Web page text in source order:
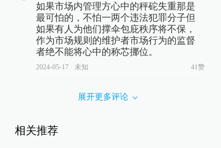
如果市场内管理方心中的秤砣失重那是
最可怕的，不怕一两个违法犯罪分子但
如果有人为他们撑伞包庇秩序将不保，
作为市场规则的维护者市场行为的监督
者绝不能将心中的称芯挪位。
2024-05-17∙ 未知 41赞
展开更多评论
相关推荐